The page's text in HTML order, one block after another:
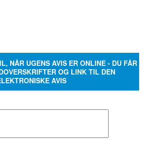
NÅR UGENS AVIS ER ONLINE - DU FÅR
OG LINK TIL DEN
AVIS